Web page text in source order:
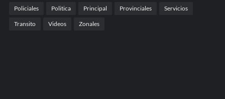
Policiales Politica Principal Provinciales Servicios
Transito Videos Zonales